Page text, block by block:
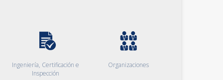
Ingeniería, Certificación e
Inspección
Organizaciones